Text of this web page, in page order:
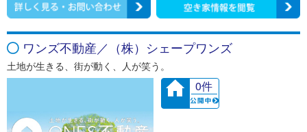
ワンズ不動産／（株）シェープワンズ
土地が生きる、街が動く、人が笑う。
0件